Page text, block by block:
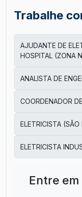
Trabalhe
AJUDANTE DE
HOSPITAL (ZONA
ANALISTA DE
COORDENADOR
ELETRICISTA (SÃO
ELETRICISTA
Entre